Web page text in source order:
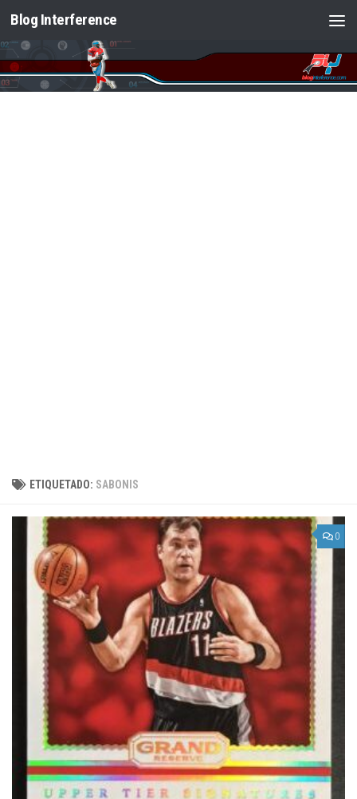
Saltar al contenido
Blog Interference
ETIQUETADO: SABONIS
0